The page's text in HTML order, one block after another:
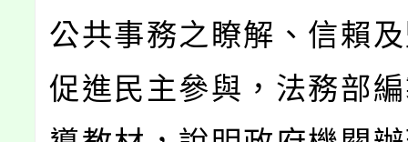
公共事務之瞭解、信賴
促進民主參與，法務部